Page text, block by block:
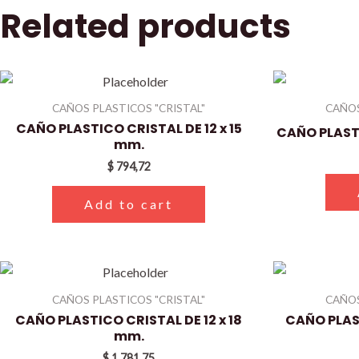
Related products
CAÑOS PLASTICOS "CRISTAL"
CAÑO PLASTICO CRISTAL DE 12 x 15
mm.
$794,72
Add to cart
CAÑO
CAÑOS PLASTICOS "CRISTAL"
CAÑO PLASTICO CRISTAL DE 12 x 18
mm.
CAÑO